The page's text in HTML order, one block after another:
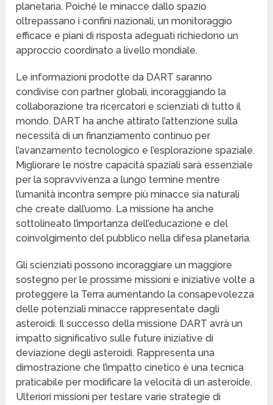
planetaria. Poiché le minacce dallo spazio
oltrepassano i confini nazionali, un monitoraggio
efficace e piani di risposta adeguati richiedono un
approccio coordinato a livello mondiale.
Le informazioni prodotte da DART saranno
condivise con partner globali, incoraggiando la
collaborazione tra ricercatori e scienziati di tutto il
mondo. DART ha anche attirato l’attenzione sulla
necessità di un finanziamento continuo per
l’avanzamento tecnologico e l’esplorazione spaziale.
Migliorare le nostre capacità spaziali sarà essenziale
per la sopravvivenza a lungo termine mentre
l’umanità incontra sempre più minacce sia naturali
che create dall’uomo. La missione ha anche
sottolineato l’importanza dell’educazione e del
coinvolgimento del pubblico nella difesa planetaria.
Gli scienziati possono incoraggiare un maggiore
sostegno per le prossime missioni e iniziative volte a
proteggere la Terra aumentando la consapevolezza
delle potenziali minacce rappresentate dagli
asteroidi. Il successo della missione DART avrà un
impatto significativo sulle future iniziative di
deviazione degli asteroidi. Rappresenta una
dimostrazione che l’impatto cinetico è una tecnica
praticabile per modificare la velocità di un asteroide.
Ulteriori missioni per testare varie strategie di